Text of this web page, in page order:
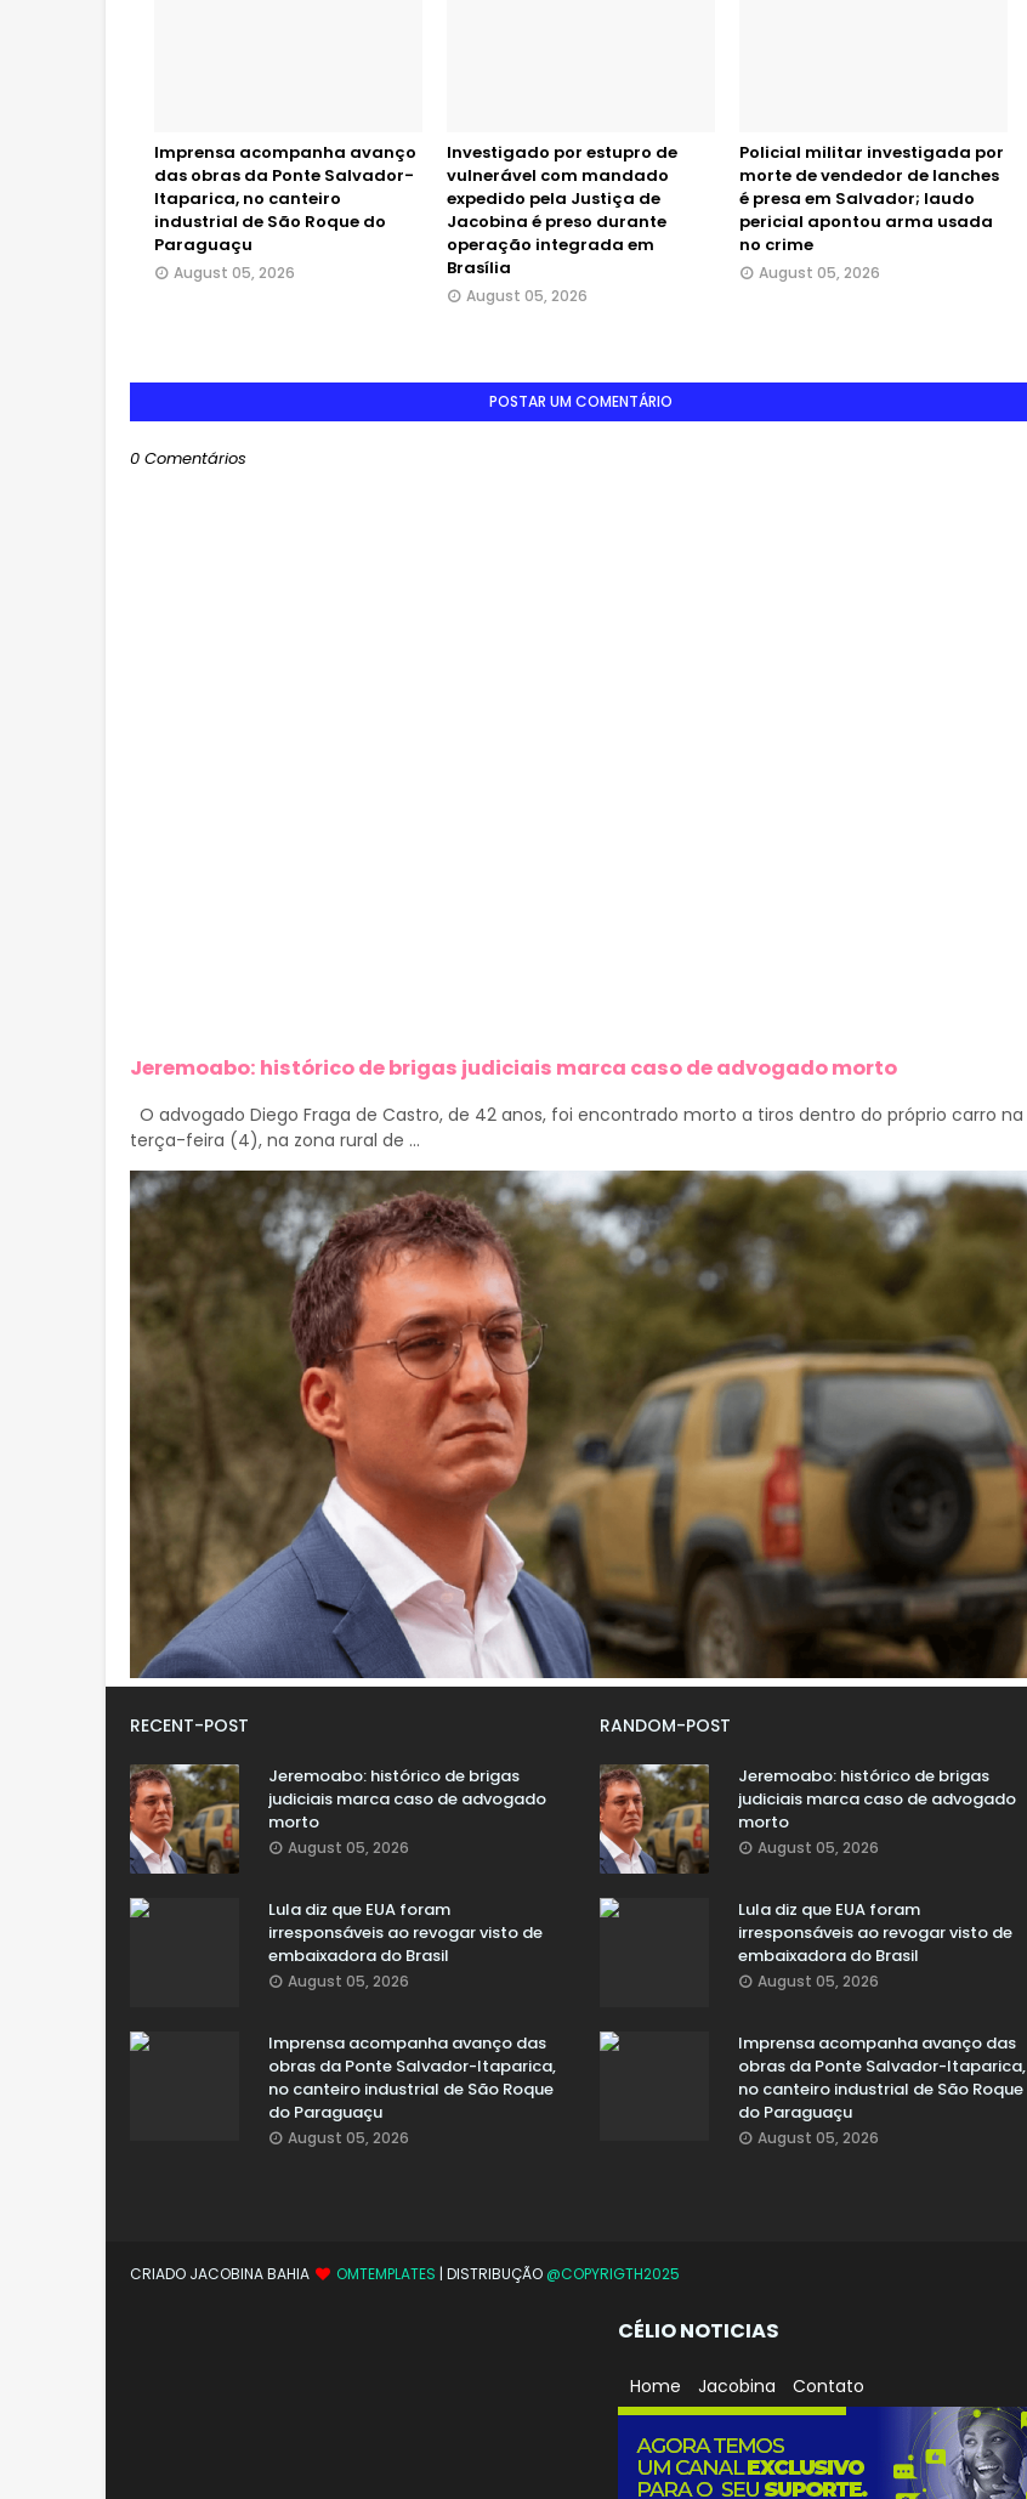
Imprensa acompanha avanço
das obras da Ponte Salvador-
Itaparica, no canteiro
industrial de São Roque do
Paraguaçu
August 05, 2026
Investigado por estupro de
vulnerável com mandado
expedido pela Justiça de
Jacobina é preso durante
operação integrada em
Brasília
August 05, 2026
Policial militar investigada por
morte de vendedor de lanches
é presa em Salvador; laudo
pericial apontou arma usada
no crime
August 05, 2026
POSTAR UM COMENTÁRIO
0 Comentários
Jeremoabo: histórico de brigas judiciais marca caso de advogado morto
O advogado Diego Fraga de Castro, de 42 anos, foi encontrado morto a tiros dentro do próprio carro na
terça-feira (4), na zona rural de ...
RECENT-POST
Jeremoabo: histórico de brigas
judiciais marca caso de advogado
morto
August 05, 2026
Lula diz que EUA foram
irresponsáveis ao revogar visto de
embaixadora do Brasil
August 05, 2026
Imprensa acompanha avanço das
obras da Ponte Salvador-Itaparica,
no canteiro industrial de São Roque
do Paraguaçu
August 05, 2026
RANDOM-POST
Jeremoabo: histórico de brigas
judiciais marca caso de advogado
morto
August 05, 2026
Lula diz que EUA foram
irresponsáveis ao revogar visto de
embaixadora do Brasil
August 05, 2026
Imprensa acompanha avanço das
obras da Ponte Salvador-Itaparica,
no canteiro industrial de São Roque
do Paraguaçu
August 05, 2026
CRIADO JACOBINA BAHIA OMTEMPLATES | DISTRIBUÇÃO @COPYRIGTH2025
CÉLIO NOTICIAS
Home Jacobina Contato